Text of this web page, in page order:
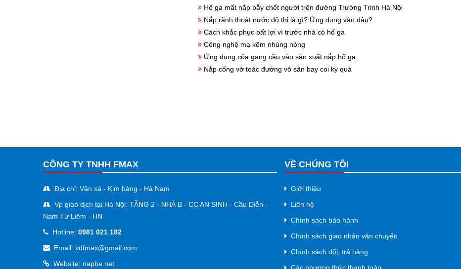
Hố ga mất nắp bẫy chết người trên đường Trường Trinh Hà Nội
Nắp rãnh thoát nước đô thị là gì? Ứng dụng vào đâu?
Cách khắc phục bất lợi vì trước nhà có hố ga
Công nghệ mạ kẽm nhúng nóng
Ứng dụng của gang cầu vào sản xuất nắp hố ga
Nắp cống vở toác đường vô sân bay coi kỳ quá
CÔNG TY TNHH FMAX
Địa chỉ: Văn xá - Kim bảng - Hà Nam
Vp giao dịch tại Hà Nội: TẦNG 2 - NHÀ B - CC AN SINH - Cầu Diễn -
Nam Từ Liêm - HN
Hotline: 0981 021 182
Email: kdfmax@gmail.com
Website: napbe.net
VỀ CHÚNG TÔI
Giới thiệu
Liên hệ
Chính sách bảo hành
Chính sách giao nhận vận chuyển
Chính sách đổi, trả hàng